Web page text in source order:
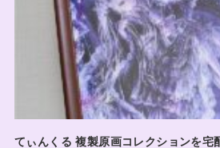
てぃんくる 複製原画コレクションを宅